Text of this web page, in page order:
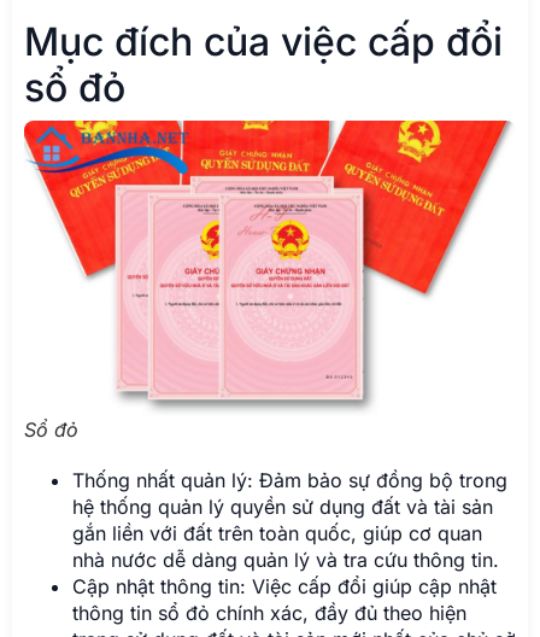
Mục đích của việc cấp đổi
sổ đỏ
Sổ đỏ
Thống nhất quản lý: Đảm bảo sự đồng bộ trong
hệ thống quản lý quyền sử dụng đất và tài sản
gắn liền với đất trên toàn quốc, giúp cơ quan
nhà nước dễ dàng quản lý và tra cứu thông tin.
Cập nhật thông tin: Việc cấp đổi giúp cập nhật
thông tin sổ đỏ chính xác, đầy đủ theo hiện